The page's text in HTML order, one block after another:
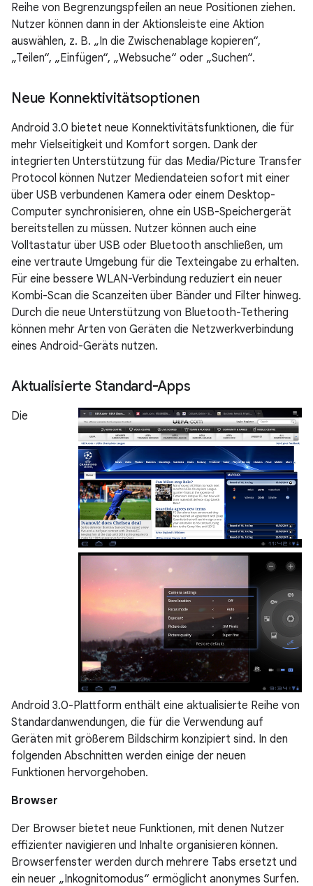
Reihe von Begrenzungspfeilen an neue Positionen ziehen.
Nutzer können dann in der Aktionsleiste eine Aktion
auswählen, z. B. „In die Zwischenablage kopieren“,
„Teilen“, „Einfügen“, „Websuche“ oder „Suchen“.
Neue Konnektivitätsoptionen
Android 3.0 bietet neue Konnektivitätsfunktionen, die für
mehr Vielseitigkeit und Komfort sorgen. Dank der
integrierten Unterstützung für das Media/Picture Transfer
Protocol können Nutzer Mediendateien sofort mit einer
über USB verbundenen Kamera oder einem Desktop-
Computer synchronisieren, ohne ein USB-Speichergerät
bereitstellen zu müssen. Nutzer können auch eine
Volltastatur über USB oder Bluetooth anschließen, um
eine vertraute Umgebung für die Texteingabe zu erhalten.
Für eine bessere WLAN-Verbindung reduziert ein neuer
Kombi-Scan die Scanzeiten über Bänder und Filter hinweg.
Durch die neue Unterstützung von Bluetooth-Tethering
können mehr Arten von Geräten die Netzwerkverbindung
eines Android-Geräts nutzen.
Aktualisierte Standard-Apps
Die
Android 3.0-Plattform enthält eine aktualisierte Reihe von
Standardanwendungen, die für die Verwendung auf
Geräten mit größerem Bildschirm konzipiert sind. In den
folgenden Abschnitten werden einige der neuen
Funktionen hervorgehoben.
Browser
Der Browser bietet neue Funktionen, mit denen Nutzer
effizienter navigieren und Inhalte organisieren können.
Browserfenster werden durch mehrere Tabs ersetzt und
ein neuer „Inkognitomodus“ ermöglicht anonymes Surfen.